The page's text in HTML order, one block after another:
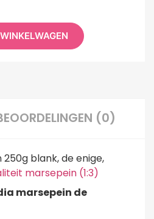
(0)
blank, de enige,
marsepein (1:3)
marsepein de